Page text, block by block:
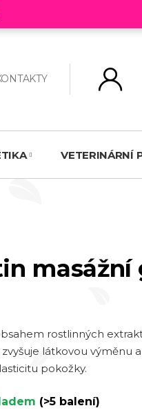
VETERINÁRNÍ
masážní
rostlinných
látkovou výměnu
pokožky.
(>5 balení)